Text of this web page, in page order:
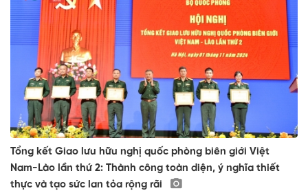
Tổng kết Giao lưu hữu nghị quốc phòng biên giới Việt
Nam-Lào lần thứ 2: Thành công toàn diện, ý nghĩa thiết
thực và tạo sức lan tỏa rộng rãi